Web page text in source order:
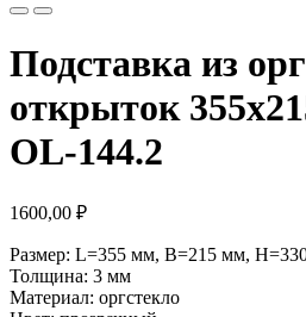
Подставка из
открыток
OL-144.2
1600,00 ₽
Размер: L=355 мм, B=215 мм,
Толщина: 3 мм
Материал: оргстекло